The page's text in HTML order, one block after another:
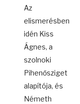
Az
elismerésben
idén Kiss
Ágnes, a
szolnoki
Pihenősziget
alapítója, és
Németh